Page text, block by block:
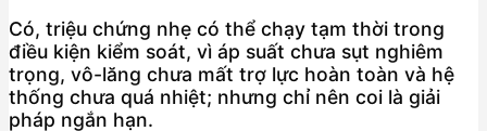
Có, triệu chứng nhẹ có thể chạy tạm thời trong
điều kiện kiểm soát, vì áp suất chưa sụt nghiêm
trọng, vô-lăng chưa mất trợ lực hoàn toàn và hệ
thống chưa quá nhiệt; nhưng chỉ nên coi là giải
pháp ngắn hạn.